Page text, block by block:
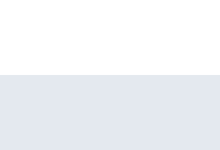
ック 化粧水・乳液・クリーム